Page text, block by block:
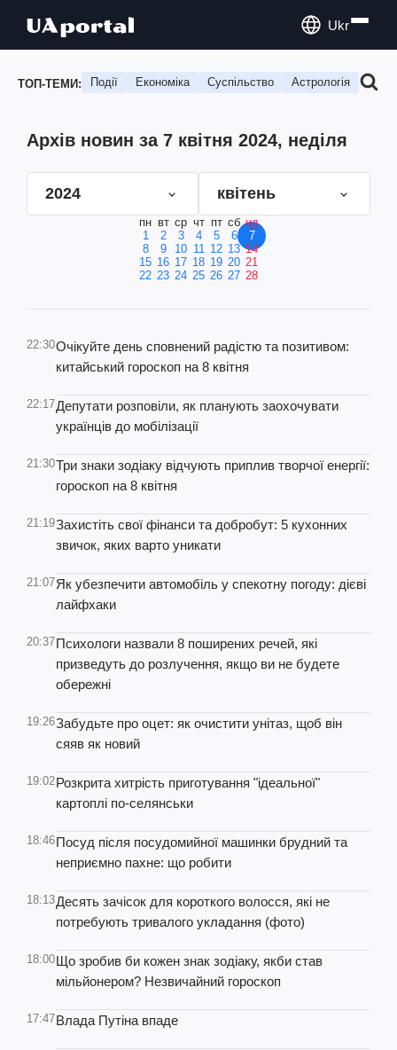
Ukr
ТОП-ТЕМИ: Події Економіка Суспільство Астрологія
Архів новин за 7 квітня 2024, неділя
2024 квітень
пн вт ср чт пт сб нд
1
2 3 4 5 6
7
8
9 10 11 12 13 14
15 16 17 18 19 20 21
22 23 24 25 26 27 28
22:30Очікуйте день сповнений радістю та позитивом:
китайський гороскоп на 8 квітня
22:17Депутати розповіли, як планують заохочувати
українців до мобілізації
21:30Три знаки зодіаку відчують приплив творчої енергії:
гороскоп на 8 квітня
21:19Захистіть свої фінанси та добробут: 5 кухонних
звичок, яких варто уникати
21:07Як убезпечити автомобіль у спекотну погоду: дієві
лайфхаки
20:37Психологи назвали 8 поширених речей, які
призведуть до розлучення, якщо ви не будете
обережні
19:26Забудьте про оцет: як очистити унітаз, щоб він
сяяв як новий
19:02Розкрита хитрість приготування "ідеальної"
картоплі по-селянськи
18:46Посуд після посудомийної машинки брудний та
неприємно пахне: що робити
18:13Десять зачісок для короткого волосся, які не
потребують тривалого укладання (фото)
18:00Що зробив би кожен знак зодіаку, якби став
мільйонером? Незвичайний гороскоп
17:47Влада Путіна впаде